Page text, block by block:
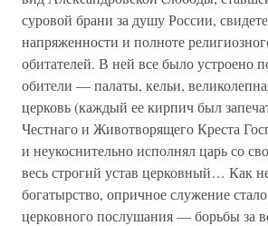
суровой брани за душу России,
напряженности и полноте
обитателей. В ней все было устроено
обители — палаты, кельи,
церковь (каждый ее кирпич был
Честнаго и Животворящего Креста
и неукоснительно исполнял царь со
весь строгий устав церковный… Как
богатырство, опричное служение
церковного послушания — борьбы за